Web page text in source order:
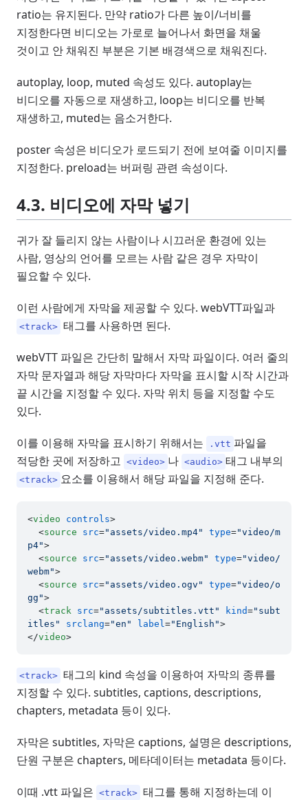
ratio는 유지된다. 만약 ratio가 다른 높이/너비를
지정한다면 비디오는 가로로 늘어나서 화면을 채울
것이고 안 채워진 부분은 기본 배경색으로 채워진다.
autoplay, loop, muted 속성도 있다. autoplay는
비디오를 자동으로 재생하고, loop는 비디오를 반복
재생하고, muted는 음소거한다.
poster 속성은 비디오가 로드되기 전에 보여줄 이미지를
지정한다. preload는 버퍼링 관련 속성이다.
4.3. 비디오에 자막 넣기
귀가 잘 들리지 않는 사람이나 시끄러운 환경에 있는
사람, 영상의 언어를 모르는 사람 같은 경우 자막이
필요할 수 있다.
이런 사람에게 자막을 제공할 수 있다. webVTT파일과
<track> 태그를 사용하면 된다.
webVTT 파일은 간단히 말해서 자막 파일이다. 여러 줄의
자막 문자열과 해당 자막마다 자막을 표시할 시작 시간과
끝 시간을 지정할 수 있다. 자막 위치 등을 지정할 수도
있다.
이를 이용해 자막을 표시하기 위해서는 .vtt 파일을
적당한 곳에 저장하고 <video> 나 <audio> 태그 내부의
<track> 요소를 이용해서 해당 파일을 지정해 준다.
<video controls>
<source src="assets/video.mp4" type="video/m
p4">
<source src="assets/video.webm" type="video/
webm">
<source src="assets/video.ogv" type="video/o
gg">
<track src="assets/subtitles.vtt" kind="subt
itles"
srclang="en" label="English">
</video>
<track> 태그의 kind 속성을 이용하여 자막의 종류를
지정할 수 있다. subtitles, captions, descriptions,
chapters, metadata 등이 있다.
자막은 subtitles, 자막은 captions, 설명은 descriptions,
단원 구분은 chapters, 메타데이터는 metadata 등이다.
이때 .vtt 파일은 <track> 태그를 통해 지정하는데 이